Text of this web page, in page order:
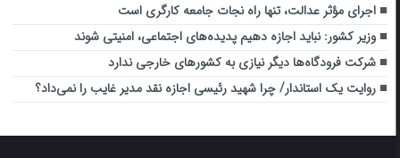
اجرای مؤثر عدالت، تنها راه نجات جامعه کارگری است
وزیر کشور: نباید اجازه دهیم پدیده‌های اجتماعی، امنیتی شوند
شرکت فرودگاه‌ها دیگر نیازی به کشورهای خارجی ندارد
روایت یک استاندار/ چرا شهید رئیسی اجازه نقد مدیر غایب را نمی‌داد؟